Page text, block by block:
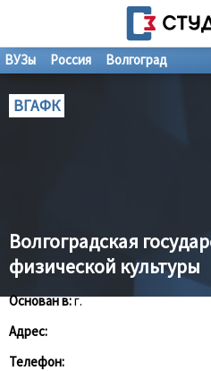
ВУЗы Россия Волгоград
ВГАФК
Волгоградская
физической культуры
Основан в:г.
Адрес:
Телефон: